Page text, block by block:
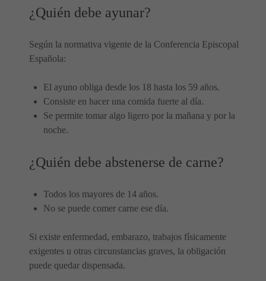
¿Quién debe ayunar?
Según la normativa vigente de la Conferencia Episcopal
Española:
El ayuno obliga desde los 18 hasta los 59 años.
Consiste en hacer una comida fuerte al día.
Se permite tomar algo ligero por la mañana y por la
noche.
¿Quién debe abstenerse de carne?
Todos los mayores de 14 años.
No se puede comer carne ese día.
Si existe enfermedad, embarazo, trabajos físicamente
exigentes u otras circunstancias graves, la obligación
puede quedar dispensada.